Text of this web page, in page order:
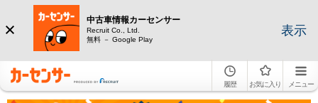
中古車情報カーセンサー
Recruit Co., Ltd.
無料 － Google Play
表示
履歴 お気に入り メニュー